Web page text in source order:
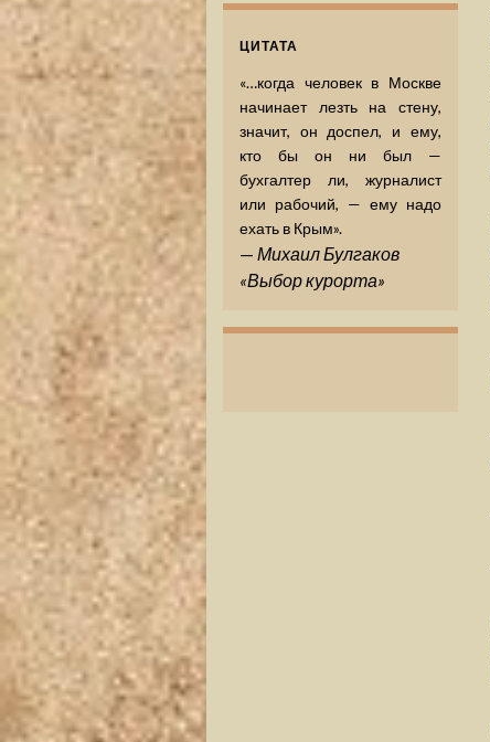
ЦИТАТА
«…когда человек в Москве
начинает лезть на стену,
значит, он доспел, и ему,
кто бы он ни был —
бухгалтер ли, журналист
или рабочий, — ему надо
ехать в Крым».
— Михаил Булгаков
«Выбор курорта»